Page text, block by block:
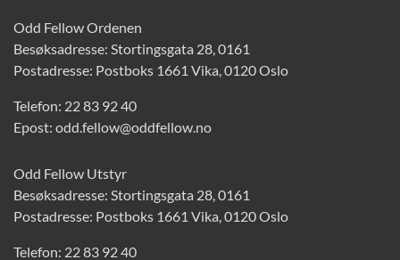
Odd Fellow Ordenen
Besøksadresse: Stortingsgata 28, 0161
Postadresse: Postboks 1661 Vika, 0120 Oslo
Telefon: 22 83 92 40
Epost: odd.fellow@oddfellow.no
Odd Fellow Utstyr
Besøksadresse: Stortingsgata 28, 0161
Postadresse: Postboks 1661 Vika, 0120 Oslo
Telefon: 22 83 92 40